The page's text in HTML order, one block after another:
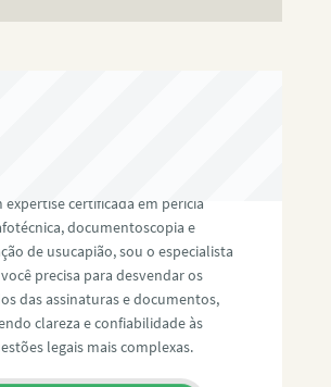
expertise certificada em perícia
documentoscopia e
de usucapião, sou o especialista
precisa para desvendar os
das assinaturas e documentos,
clareza e confiabilidade às
legais mais complexas.